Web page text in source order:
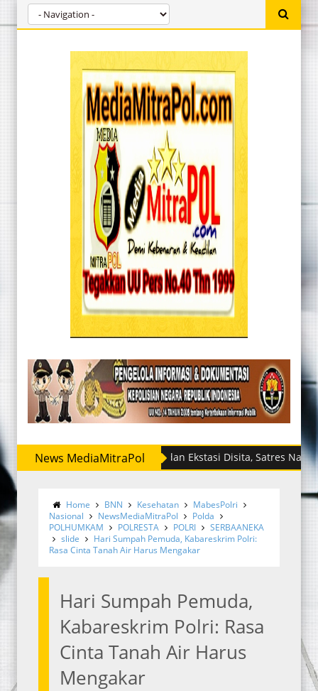
News MediaMitraPolSabu dan Ekstasi Disita, Satres Narkoba
Home BNN Kesehatan
MabesPolri
Nasional
NewsMediaMitraPol
Polda
POLHUMKAM
POLRESTA POLRI
SERBAANEKA
slide
Hari Sumpah Pemuda, Kabareskrim Polri:
Rasa Cinta Tanah Air Harus Mengakar
Hari Sumpah Pemuda,
Kabareskrim Polri: Rasa
Cinta Tanah Air Harus
Mengakar